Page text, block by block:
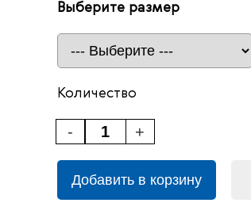
Выберите размер
Количество
+
-
Добавить в корзину